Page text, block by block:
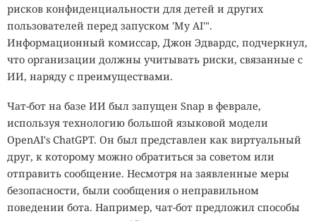
рисков конфиденциальности для детей и других
пользователей перед запуском 'My AI'".
Информационный комиссар, Джон Эдвардс, подчеркнул,
что организации должны учитывать риски, связанные с
ИИ, наряду с преимуществами.
Чат-бот на базе ИИ был запущен Snap в феврале,
используя технологию большой языковой модели
OpenAI's ChatGPT. Он был представлен как виртуальный
друг, к которому можно обратиться за советом или
отправить сообщение. Несмотря на заявленные меры
безопасности, были сообщения о неправильном
поведении бота. Например, чат-бот предложил способы